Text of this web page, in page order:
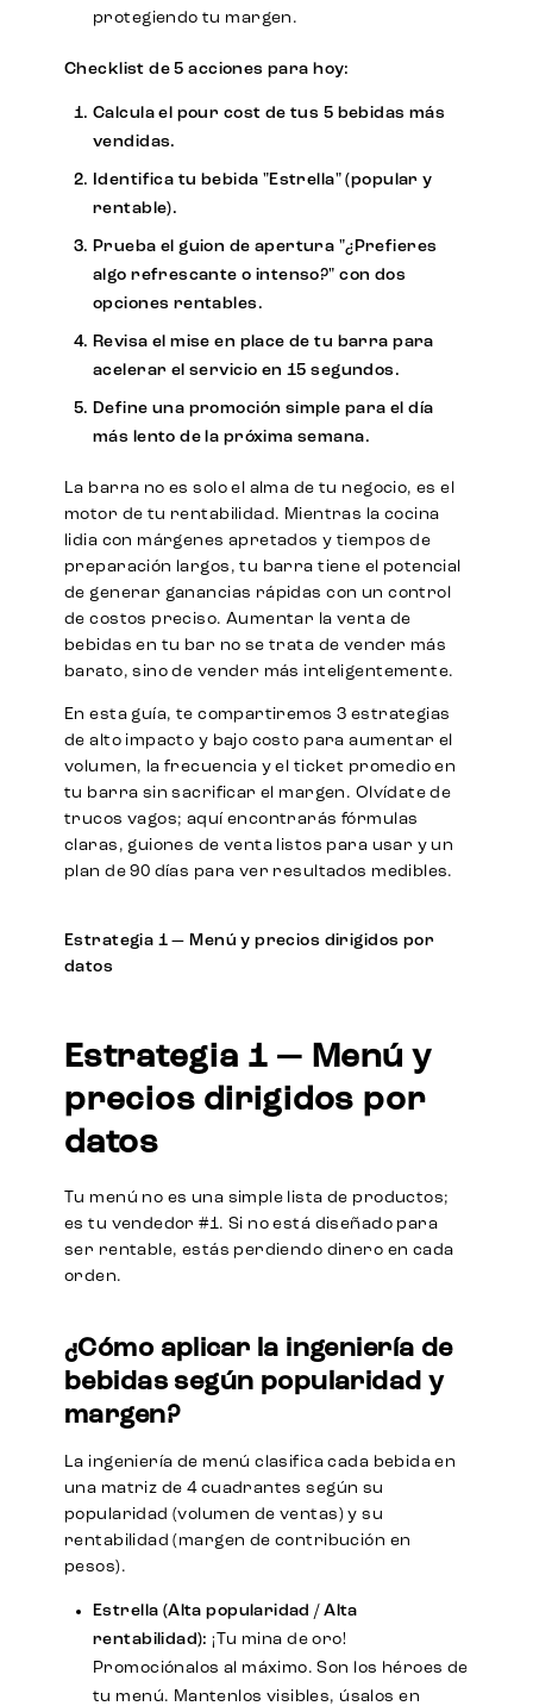
protegiendo tu margen.
Checklist de 5 acciones para hoy:
Calcula el pour cost de tus 5 bebidas más
vendidas.
Identifica tu bebida "Estrella" (popular y
rentable).
Prueba el guion de apertura "¿Prefieres
algo refrescante o intenso?" con dos
opciones rentables.
Revisa el mise en place de tu barra para
acelerar el servicio en 15 segundos.
Define una promoción simple para el día
más lento de la próxima semana.
La barra no es solo el alma de tu negocio, es el
motor de tu rentabilidad. Mientras la cocina
lidia con márgenes apretados y tiempos de
preparación largos, tu barra tiene el potencial
de generar ganancias rápidas con un control
de costos preciso. Aumentar la venta de
bebidas en tu bar no se trata de vender más
barato, sino de vender más inteligentemente.
En esta guía, te compartiremos 3 estrategias
de alto impacto y bajo costo para aumentar el
volumen, la frecuencia y el ticket promedio en
tu barra sin sacrificar el margen. Olvídate de
trucos vagos; aquí encontrarás fórmulas
claras, guiones de venta listos para usar y un
plan de 90 días para ver resultados medibles.
Estrategia 1 — Menú y precios dirigidos por
datos
Estrategia 1 — Menú y
precios dirigidos por
datos
Tu menú no es una simple lista de productos;
es tu vendedor #1. Si no está diseñado para
ser rentable, estás perdiendo dinero en cada
orden.
¿Cómo aplicar la ingeniería de
bebidas según popularidad y
margen?
La ingeniería de menú clasifica cada bebida en
una matriz de 4 cuadrantes según su
popularidad (volumen de ventas) y su
rentabilidad (margen de contribución en
pesos).
Estrella (Alta popularidad / Alta
rentabilidad): ¡Tu mina de oro!
Promociónalos al máximo. Son los héroes de
tu menú. Mantenlos visibles, úsalos en